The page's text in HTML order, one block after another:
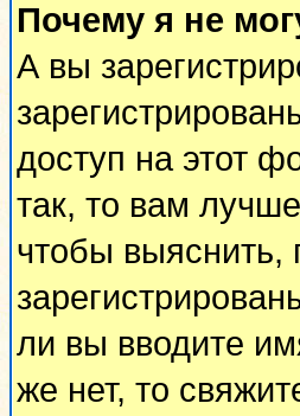
Почему я не
А вы
доступ на этот
так, то вам
чтобы
ли вы вводите
же нет, то